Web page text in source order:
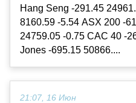
Hang Seng -291.45
8160.59 -5.54 ASX 200 -
24759.05 -0.75 CAC 40 -
Jones -695.15 50866....
21:07, 16 Июн